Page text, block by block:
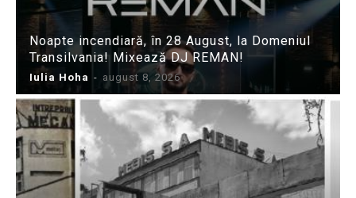
Noapte incendiară, în 28 August, la Domeniul
Transilvania! Mixează DJ REMAN!
Iulia Hoha - august 8, 2026